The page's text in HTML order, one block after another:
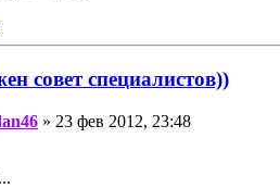
совет специалистов))
» 23 фев 2012, 23:48